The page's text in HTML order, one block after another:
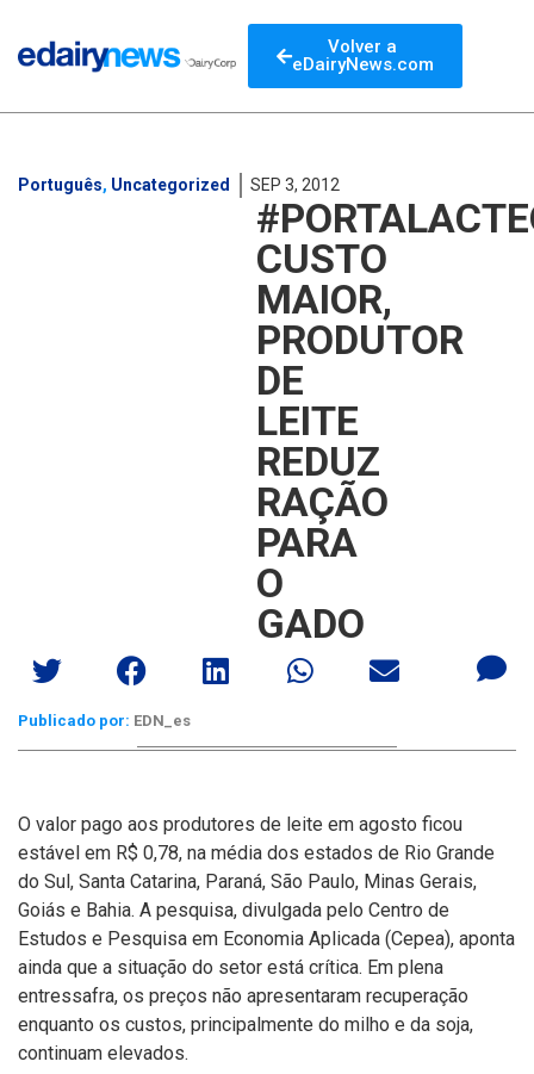
Volver a
eDairyNews.com
Português, Uncategorized SEP 3, 2012
CUSTO
MAIOR,
PRODUTOR
DE
LEITE
REDUZ
RAÇÃO
PARA
O
GADO
Publicado por: EDN_es
O valor pago aos produtores de leite em agosto ficou
estável em R$ 0,78, na média dos estados de Rio Grande
do Sul, Santa Catarina, Paraná, São Paulo, Minas Gerais,
Goiás e Bahia. A pesquisa, divulgada pelo Centro de
Estudos e Pesquisa em Economia Aplicada (Cepea), aponta
ainda que a situação do setor está crí­tica. Em plena
entressafra, os preços não apresentaram recuperação
enquanto os custos, principalmente do milho e da soja,
continuam elevados.